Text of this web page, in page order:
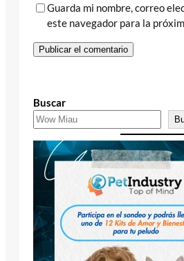
Guarda mi nombre, correo
este navegador para la
Buscar